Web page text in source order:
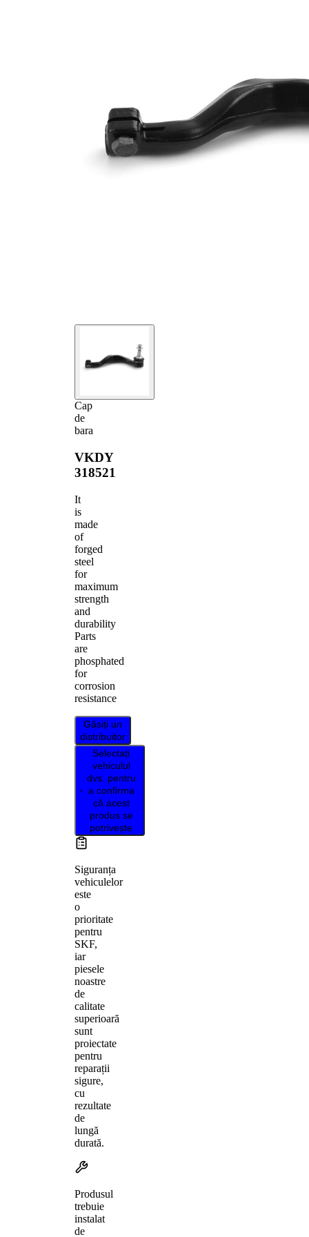
Cap
de
bara
VKDY
318521
It
is
made
of
forged
steel
for
maximum
strength
and
durability
Parts
are
phosphated
for
corrosion
resistance
Găsiți un
distribuitor
Selectați
vehiculul
dvs. pentru
a confirma
că acest
produs se
potrivește
Siguranța
vehiculelor
este
o
prioritate
pentru
SKF,
iar
piesele
noastre
de
calitate
superioară
sunt
proiectate
pentru
reparații
sigure,
cu
rezultate
de
lungă
durată.
Produsul
trebuie
instalat
de